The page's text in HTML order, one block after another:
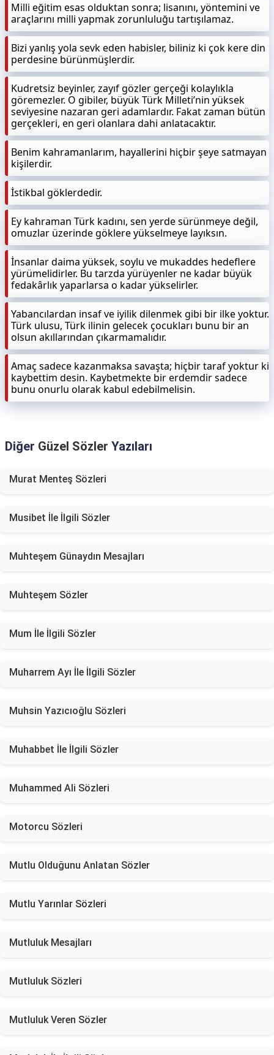
Milli eğitim esas olduktan sonra; lisanını, yöntemini ve
araçlarını milli yapmak zorunluluğu tartışılamaz.
Bizi yanlış yola sevk eden habisler, biliniz ki çok kere din
perdesine bürünmüşlerdir.
Kudretsiz beyinler, zayıf gözler gerçeği kolaylıkla
göremezler. O gibiler, büyük Türk Milleti’nin yüksek
seviyesine nazaran geri adamlardır. Fakat zaman bütün
gerçekleri, en geri olanlara dahi anlatacaktır.
Benim kahramanlarım, hayallerini hiçbir şeye satmayan
kişilerdir.
İstikbal göklerdedir.
Ey kahraman Türk kadını, sen yerde sürünmeye değil,
omuzlar üzerinde göklere yükselmeye layıksın.
İnsanlar daima yüksek, soylu ve mukaddes hedeflere
yürümelidirler. Bu tarzda yürüyenler ne kadar büyük
fedakârlık yaparlarsa o kadar yükselirler.
Yabancılardan insaf ve iyilik dilenmek gibi bir ilke yoktur.
Türk ulusu, Türk ilinin gelecek çocukları bunu bir an
olsun akıllarından çıkarmamalıdır.
Amaç sadece kazanmaksa savaşta; hiçbir taraf yoktur ki
kaybettim desin. Kaybetmekte bir erdemdir sadece
bunu onurlu olarak kabul edebilmelisin.
Diğer Güzel Sözler Yazıları
Murat Menteş Sözleri
Musibet İle İlgili Sözler
Muhteşem Günaydın Mesajları
Muhteşem Sözler
Mum İle İlgili Sözler
Muharrem Ayı İle İlgili Sözler
Muhsin Yazıcıoğlu Sözleri
Muhabbet İle İlgili Sözler
Muhammed Ali Sözleri
Motorcu Sözleri
Mutlu Olduğunu Anlatan Sözler
Mutlu Yarınlar Sözleri
Mutluluk Mesajları
Mutluluk Sözleri
Mutluluk Veren Sözler